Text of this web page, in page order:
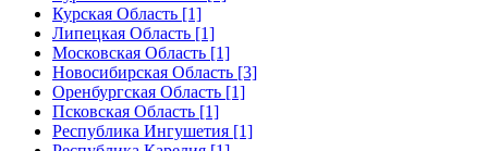
Курская Область [1]
Липецкая Область [1]
Московская Область [1]
Новосибирская Область [3]
Оренбургская Область [1]
Псковская Область [1]
Республика Ингушетия [1]